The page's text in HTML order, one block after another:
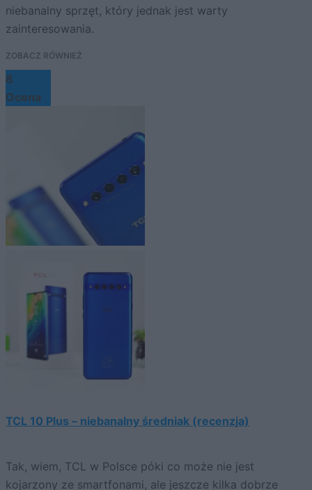
niebanalny sprzęt, który jednak jest warty
zainteresowania.
ZOBACZ RÓWNIEŻ
8
Ocena
TCL 10 Plus – niebanalny średniak (recenzja)
Tak, wiem, TCL w Polsce póki co może nie jest
kojarzony ze smartfonami, ale jeszcze kilka dobrze